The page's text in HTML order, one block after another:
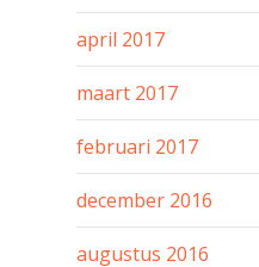
april 2017
maart 2017
februari 2017
december 2016
augustus 2016